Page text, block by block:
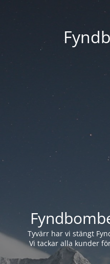
Tyvärr har vi stängt
Vi tackar alla kunder